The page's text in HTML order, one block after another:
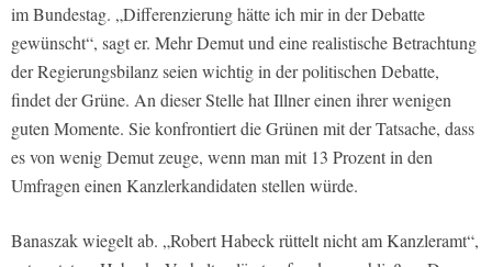
im Bundestag. „Differenzierung hätte ich mir in der Debatte
gewünscht“, sagt er. Mehr Demut und eine realistische Betrachtung
der Regierungsbilanz seien wichtig in der politischen Debatte,
findet der Grüne. An dieser Stelle hat Illner einen ihrer wenigen
guten Momente. Sie konfrontiert die Grünen mit der Tatsache, dass
es von wenig Demut zeuge, wenn man mit 13 Prozent in den
Umfragen einen Kanzlerkandidaten stellen würde.
Banaszak wiegelt ab. „Robert Habeck rüttelt nicht am Kanzleramt“,